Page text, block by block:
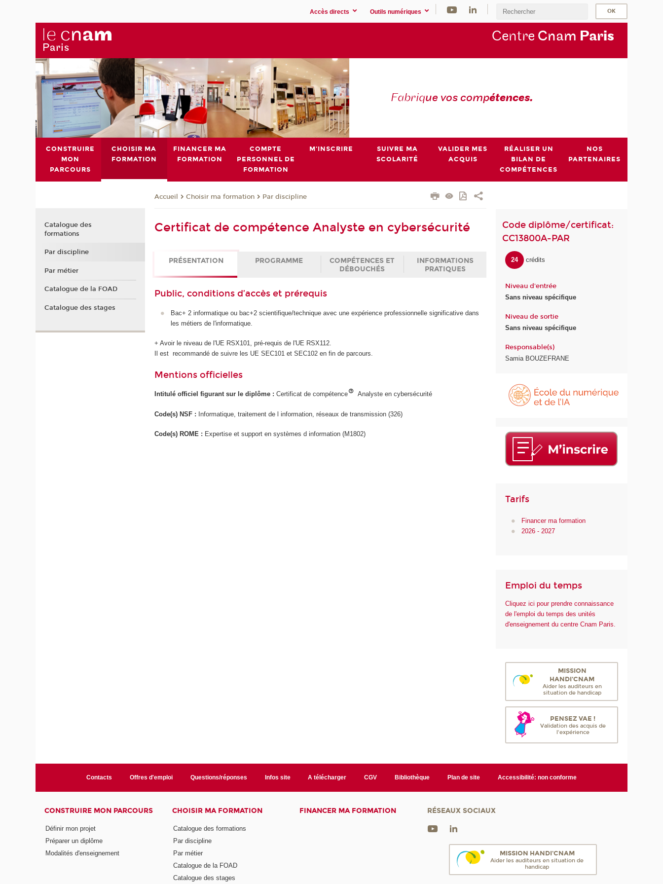
Accès directs Outils numériques
Centre Cnam Paris
Fabrique vos compétences.
CONSTRUIRE
MON
PARCOURS
CHOISIR MA
FORMATION
FINANCER MA
FORMATION
COMPTE
PERSONNEL DE
FORMATION
M'INSCRIRE
SUIVRE MA
SCOLARITÉ
VALIDER MES
ACQUIS
RÉALISER UN
BILAN DE
COMPÉTENCES
NOS
PARTENAIRES
Accueil Choisir ma formation Par discipline
Certificat de compétence Analyste en cybersécurité
PRÉSENTATION PROGRAMME
COMPÉTENCES ET
DÉBOUCHÉS
INFORMATIONS
PRATIQUES
Public, conditions d’accès et prérequis
Bac+ 2 informatique ou bac+2 scientifique/technique avec une expérience professionnelle significative dans
les métiers de l'informatique.
+ Avoir le niveau de l'UE RSX101, pré-requis de l'UE RSX112.
Il est recommandé de suivre les UE SEC101 et SEC102 en fin de parcours.
Mentions officielles
Intitulé officiel figurant sur le diplôme :Certificat de compétence Analyste en cybersécurité
Code(s) NSF : Informatique, traitement de l information, réseaux de transmission (326)
Code(s) ROME : Expertise et support en systèmes d information (M1802)
Code diplôme/certificat:
CC13800A-PAR
24 crédits
Niveau d'entrée
Sans niveau spécifique
Niveau de sortie
Sans niveau spécifique
Responsable(s)
Samia BOUZEFRANE
Tarifs
Financer ma formation
2026 - 2027
Emploi du temps
Cliquez ici pour prendre connaissance
de l'emploi du temps des unités
d'enseignement du centre Cnam Paris.
MISSION
HANDI'CNAM
Aider les auditeurs en
situation de handicap
PENSEZ VAE !
Validation des acquis de
l'expérience
Catalogue des
formations
Par discipline
Par métier
Catalogue de la FOAD
Catalogue des stages
Contacts Offres d'emploi Questions/réponses Infos site A télécharger CGV Bibliothèque Plan de site Accessibilité: non conforme
CONSTRUIRE MON PARCOURS
Définir mon projet
Préparer un diplôme
Modalités d'enseignement
CHOISIR MA FORMATION
Catalogue des formations
Par discipline
Par métier
Catalogue de la FOAD
Catalogue des stages
FINANCER MA FORMATION RÉSEAUX SOCIAUX
MISSION HANDI'CNAM
Aider les auditeurs en situation de
handicap